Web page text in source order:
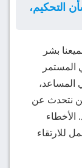
التحكيم،
بشر
المستمر
المساعد،
نتحدث عن
الأخطاء
للارتقاء